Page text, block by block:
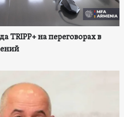
TRIPP+ на переговорах в